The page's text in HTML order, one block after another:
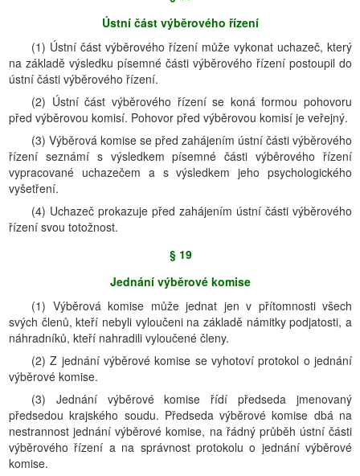
Ústní část výběrového řízení
(1) Ústní část výběrového řízení může vykonat uchazeč, který
na základě výsledku písemné části výběrového řízení postoupil do
ústní části výběrového řízení.
(2) Ústní část výběrového řízení se koná formou pohovoru
před výběrovou komisí. Pohovor před výběrovou komisí je veřejný.
(3) Výběrová komise se před zahájením ústní části výběrového
řízení seznámí s výsledkem písemné části výběrového řízení
vypracované uchazečem a s výsledkem jeho psychologického
vyšetření.
(4) Uchazeč prokazuje před zahájením ústní části výběrového
řízení svou totožnost.
§ 19
Jednání výběrové komise
(1) Výběrová komise může jednat jen v přítomnosti všech
svých členů, kteří nebyli vyloučeni na základě námitky podjatosti, a
náhradníků, kteří nahradili vyloučené členy.
(2) Z jednání výběrové komise se vyhotoví protokol o jednání
výběrové komise.
(3) Jednání výběrové komise řídí předseda jmenovaný
předsedou krajského soudu. Předseda výběrové komise dbá na
nestrannost jednání výběrové komise, na řádný průběh ústní části
výběrového řízení a na správnost protokolu o jednání výběrové
komise.